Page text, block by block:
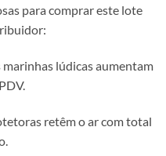
para comprar este lote
marinhas lúdicas aumentam
retêm o ar com total